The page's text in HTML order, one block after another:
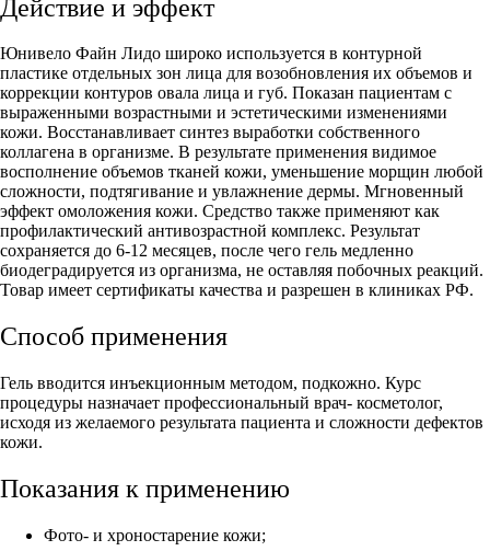
Действие и эффект
Юнивело Файн Лидо широко используется в контурной
пластике отдельных зон лица для возобновления их объемов и
коррекции контуров овала лица и губ. Показан пациентам с
выраженными возрастными и эстетическими изменениями
кожи. Восстанавливает синтез выработки собственного
коллагена в организме. В результате применения видимое
восполнение объемов тканей кожи, уменьшение морщин любой
сложности, подтягивание и увлажнение дермы. Мгновенный
эффект омоложения кожи. Средство также применяют как
профилактический антивозрастной комплекс. Результат
сохраняется до 6-12 месяцев, после чего гель медленно
биодеградируется из организма, не оставляя побочных реакций.
Товар имеет сертификаты качества и разрешен в клиниках РФ.
Способ применения
Гель вводится инъекционным методом, подкожно. Курс
процедуры назначает профессиональный врач- косметолог,
исходя из желаемого результата пациента и сложности дефектов
кожи.
Показания к применению
Фото- и хроностарение кожи;